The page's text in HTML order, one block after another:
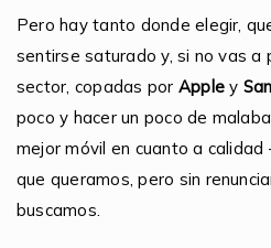
Pero hay tanto donde elegir,
sentirse saturado y, si no vas a
sector, copadas por Apple y
poco y hacer un poco de
mejor móvil en cuanto a
que queramos, pero sin
buscamos.